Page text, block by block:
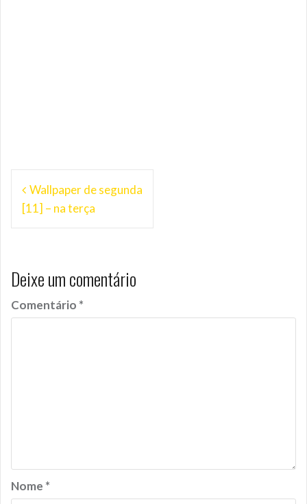
Navegação
deWallpaper de segunda
[11] – na terça
Deixe um comentário
Comentário *
Nome *